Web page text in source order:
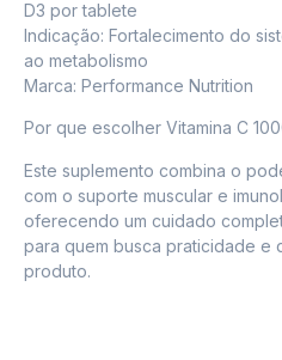
D3 por tablete
Indicação: Fortalecimento do
ao metabolismo
Marca: Performance Nutrition
Por que escolher Vitamina C
Este suplemento combina o
com o suporte muscular e
oferecendo um cuidado
para quem busca praticidade e
produto.